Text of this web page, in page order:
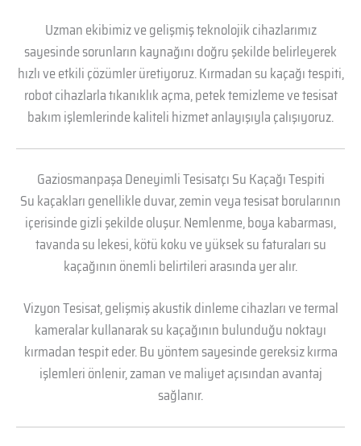
Uzman ekibimiz ve gelişmiş teknolojik cihazlarımız
sayesinde sorunların kaynağını doğru şekilde belirleyerek
hızlı ve etkili çözümler üretiyoruz. Kırmadan su kaçağı tespiti,
robot cihazlarla tıkanıklık açma, petek temizleme ve tesisat
bakım işlemlerinde kaliteli hizmet anlayışıyla çalışıyoruz.
Gaziosmanpaşa Deneyimli Tesisatçı Su Kaçağı Tespiti
Su kaçakları genellikle duvar, zemin veya tesisat borularının
içerisinde gizli şekilde oluşur. Nemlenme, boya kabarması,
tavanda su lekesi, kötü koku ve yüksek su faturaları su
kaçağının önemli belirtileri arasında yer alır.
Vizyon Tesisat, gelişmiş akustik dinleme cihazları ve termal
kameralar kullanarak su kaçağının bulunduğu noktayı
kırmadan tespit eder. Bu yöntem sayesinde gereksiz kırma
işlemleri önlenir, zaman ve maliyet açısından avantaj
sağlanır.